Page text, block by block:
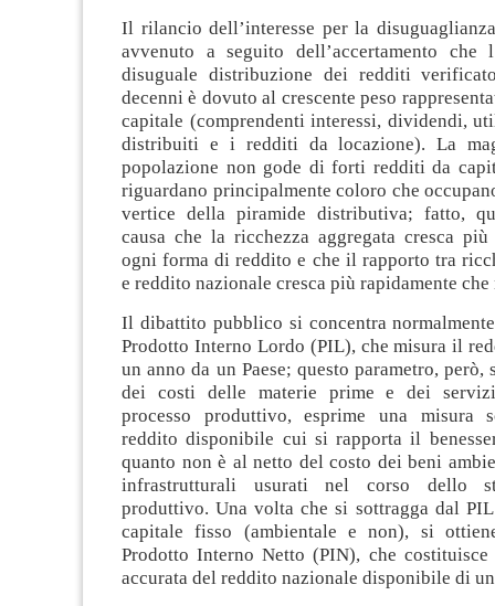
Il rilancio dell’interesse per la
avvenuto a seguito dell’accertamento che
disuguale distribuzione dei redditi
decenni è dovuto al crescente peso
capitale (comprendenti interessi, dividendi,
distribuiti e i redditi da locazione). La
popolazione non gode di forti redditi da
riguardano principalmente coloro che
vertice della piramide distributiva; fatto,
causa che la ricchezza aggregata cresca
ogni forma di reddito e che il rapporto tra
e reddito nazionale cresca più rapidamente che
Il dibattito pubblico si concentra
Prodotto Interno Lordo (PIL), che misura il
un anno da un Paese; questo parametro, però,
dei costi delle materie prime e dei
processo produttivo, esprime una misura
reddito disponibile cui si rapporta il
quanto non è al netto del costo dei beni
infrastrutturali usurati nel corso dello
produttivo. Una volta che si sottragga dal
capitale fisso (ambientale e non), si
Prodotto Interno Netto (PIN), che
accurata del reddito nazionale disponibile di un